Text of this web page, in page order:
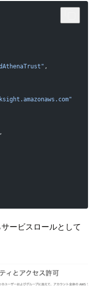
,
,
ービスロールとして